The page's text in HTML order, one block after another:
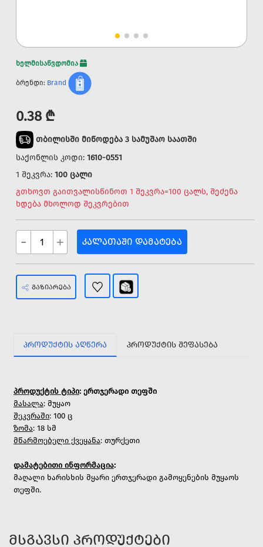
ხელმისაწვდომია
ბრენდი: Brand
0.38 ₾
თბილისში მიწოდება 3 სამუშაო საათში
საქონლის კოდი: 1610-0551
1 შეკვრა: 100 ცალი
გთხოვთ გაითვალისწინოთ 1 შეკვრა=100 ცალს, შეძენა
ხდება მხოლოდ შეკვრებით
- + ᲙᲐᲚᲐᲗᲐᲨᲘ ᲓᲐᲛᲐᲢᲔᲑᲐ
ᲒᲐᲖᲘᲐᲠᲔᲑᲐ
ᲞᲠᲝᲓᲣᲥᲢᲘᲡ ᲐᲦᲬᲔᲠᲐ ᲞᲠᲝᲓᲣᲥᲢᲘᲡ ᲨᲔᲤᲐᲡᲔᲑᲐ
პროდუქტის ტიპი: ერთჯერადი თეფში
მასალა: მუყაო
შეკვრაში: 100 ც
ზომა: 18 სმ
მწარმოებელი ქვეყანა: თურქეთი
დამატებითი ინფორმაცია:
მაღალი ხარისხის მყარი ერთჯერადი გამოყენების მუყაოს
თეფში.
ᲛᲡᲒᲐᲕᲡᲘ ᲞᲠᲝᲓᲣᲥᲢᲔᲑᲘ